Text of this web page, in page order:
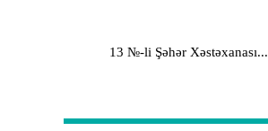
13 №-li Şəhər Xəstəxanası...